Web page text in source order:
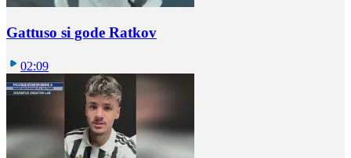
Gattuso si gode Ratkov
02:09